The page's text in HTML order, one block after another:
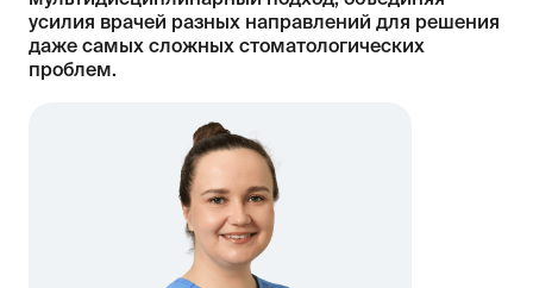
усилия врачей разных направлений для решения
даже самых сложных стоматологических
проблем.